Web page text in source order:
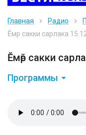
Главная Радио
Ĕмӗр сакки сарлака
Ĕмӗр сакки
Программы